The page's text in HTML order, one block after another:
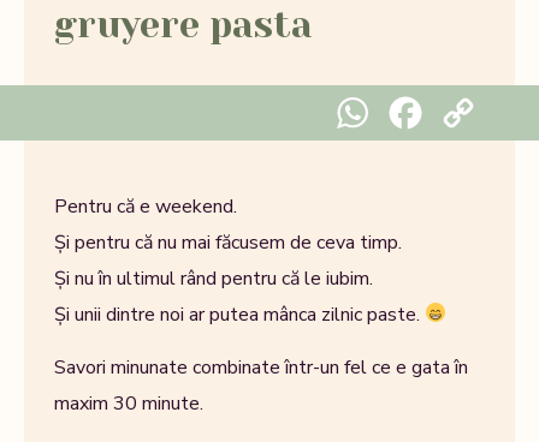
gruyere pasta
WhatsAppFacebook
Copy Link
Pentru că e weekend.
Și pentru că nu mai făcusem de ceva timp.
Și nu în ultimul rând pentru că le iubim.
Și unii dintre noi ar putea mânca zilnic paste.
Savori minunate combinate într-un fel ce e gata în
maxim 30 minute.